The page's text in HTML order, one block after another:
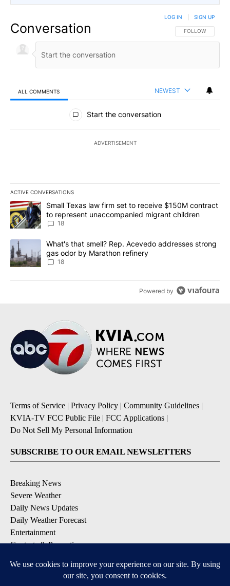
Conversation FOLLOW THIS
FOLLOW
LOG IN SIGN UP
ALL COMMENTS NEWEST
All Comments
Start the conversation
ADVERTISEMENT
ACTIVE CONVERSATIONS
The following is a list of the most commented articles in the last
A trending article titled "Small Texas law firm set to receive
Small Texas law firm set to receive $150M contract
to represent unaccompanied migrant children
18
A trending article titled "What's that smell? Rep. Acevedo
What's that smell? Rep. Acevedo addresses strong
gas odor by Marathon refinery
18
Powered by
Terms of Service | Privacy Policy | Community Guidelines |
KVIA-TV FCC Public File | FCC Applications |
Do Not Sell My Personal Information
SUBSCRIBE TO OUR EMAIL NEWSLETTERS
Breaking News
Severe Weather
Daily News Updates
Daily Weather Forecast
Entertainment
Contests & Promotions
DOWNLOAD OUR APPS